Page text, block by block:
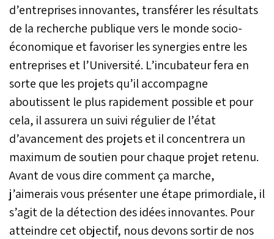
d’entreprises innovantes, transférer les résultats
de la recherche publique vers le monde socio-
économique et favoriser les synergies entre les
entreprises et l’Université. L’incubateur fera en
sorte que les projets qu’il accompagne
aboutissent le plus rapidement possible et pour
cela, il assurera un suivi régulier de l’état
d’avancement des projets et il concentrera un
maximum de soutien pour chaque projet retenu.
Avant de vous dire comment ça marche,
j’aimerais vous présenter une étape primordiale, il
s’agit de la détection des idées innovantes. Pour
atteindre cet objectif, nous devons sortir de nos